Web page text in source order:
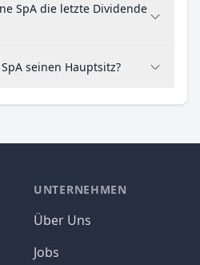
SpA die letzte Dividende
seinen Hauptsitz?
UNTERNEHMEN
Über Uns
Jobs